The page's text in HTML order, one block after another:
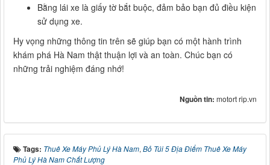
Bằng lái xe là giấy tờ bắt buộc, đảm bảo bạn đủ điều kiện
sử dụng xe.
Hy vọng những thông tin trên sẽ giúp bạn có một hành trình
khám phá Hà Nam thật thuận lợi và an toàn. Chúc bạn có
những trải nghiệm đáng nhớ!
Nguồn tin: motort rip.vn
Tags: Thuê Xe Máy Phủ Lý Hà Nam, Bỏ Túi 5 Địa Điểm Thuê Xe Máy
Phủ Lý Hà Nam Chất Lượng